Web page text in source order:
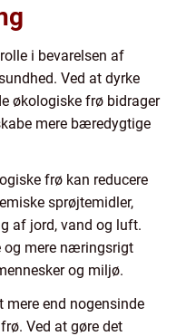
i bevarelsen af
Ved at dyrke
økologiske frø bidrager
mere bæredygtige
frø kan reducere
sprøjtemidler,
af jord, vand og luft.
og mere næringsrigt
og miljø.
mere end nogensinde
Ved at gøre det